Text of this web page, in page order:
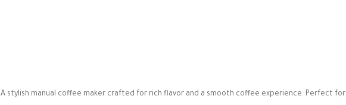
A stylish manual coffee maker crafted for rich flavor and a smooth coffee experience. Perfect for